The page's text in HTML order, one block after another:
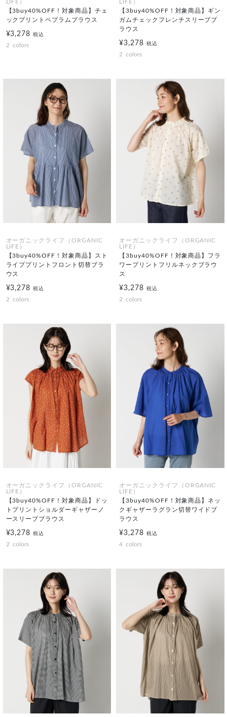
LIFE）
【3buy40%OFF！対象商品】チェ
ックプリントペプラムブラウス
¥3,278税込
2 colors
LIFE）
【3buy40%OFF！対象商品】ギン
ガムチェックフレンチスリーブブ
ラウス
¥3,278 税込
2 colors
オーガニックライフ（ORGANIC
LIFE）
【3buy40%OFF！対象商品】スト
ライププリントフロント切替ブラ
ウス
¥3,278税込
2 colors
オーガニックライフ（ORGANIC
LIFE）
【3buy40%OFF！対象商品】フラ
ワープリントフリルネックブラウ
ス
¥3,278 税込
2 colors
オーガニックライフ（ORGANIC
LIFE）
【3buy40%OFF！対象商品】ドッ
トプリントショルダーギャザーノ
ースリーブブラウス
¥3,278税込
2 colors
オーガニックライフ（ORGANIC
LIFE）
【3buy40%OFF！対象商品】ネッ
クギャザーラグラン切替ワイドブ
ラウス
¥3,278 税込
4 colors